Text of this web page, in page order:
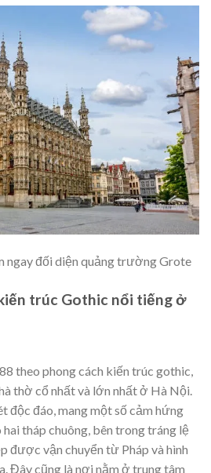
ngay đối diện quảng trường Grote
trúc Gothic nổi tiếng ở
theo phong cách kiến trúc gothic,
thờ cổ nhất và lớn nhất ở Hà Nội.
độc đáo, mang một số cảm hứng
tháp chuông, bên trong tráng lệ
được vận chuyển từ Pháp và hình
Đây cũng là nơi nằm ở trung tâm